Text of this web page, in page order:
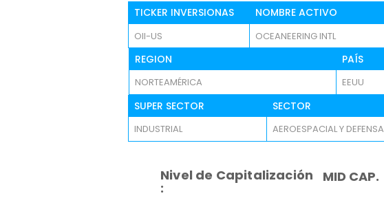
TICKER INVERSIONAS NOMBRE ACTIVO
OII-US OCEANEERING INTL
REGION PAÍS
NORTEAMÉRICA EEUU
SUPER SECTOR SECTOR
INDUSTRIAL AEROESPACIAL Y DEFENSA
Nivel de Capitalización
:
MID CAP.